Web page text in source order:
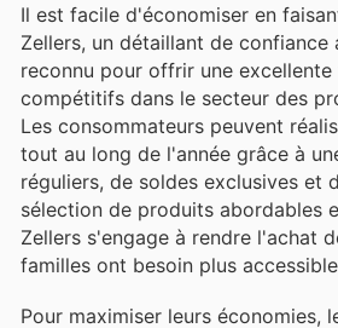
Il est facile d'économiser en
Zellers, un détaillant de confiance
reconnu pour offrir une
compétitifs dans le secteur des
Les consommateurs peuvent
tout au long de l'année grâce à
réguliers, de soldes exclusives et
sélection de produits abordables
Zellers s'engage à rendre l'achat
familles ont besoin plus
Pour maximiser leurs économies,